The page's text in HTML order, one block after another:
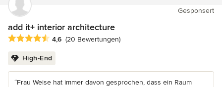
Gesponsert
add it+ interior architecture
Durchschnittliche Bewertung: 4.6 von 5 Sternen
4,6 (20 Bewertungen)
High-End
“Frau Weise hat immer davon gesprochen, dass ein Raum